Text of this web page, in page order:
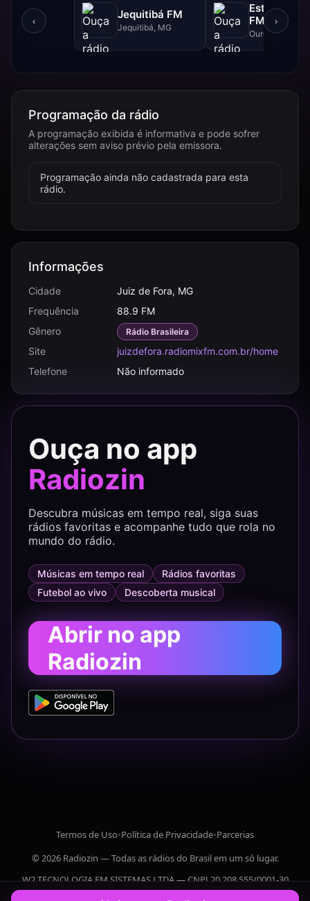
‹
Jequitibá FM
Jequitibá, MG
Estrada
FM - 102.5
Ouro Branco,
›
Programação da rádio
A programação exibida é informativa e pode sofrer
alterações sem aviso prévio pela emissora.
Programação ainda não cadastrada para esta
rádio.
Informações
Cidade
Juiz de Fora, MG
Frequência
88.9 FM
Gênero
Rádio Brasileira
Site
juizdefora.radiomixfm.com.br/home
Telefone
Não informado
Ouça no app
Radiozin
Descubra músicas em tempo real, siga suas
rádios favoritas e acompanhe tudo que rola no
mundo do rádio.
Músicas em tempo real
Rádios favoritas
Futebol ao vivo
Descoberta musical
Abrir no app
Radiozin
Termos de Uso•Política de Privacidade•Parcerias
© 2026 Radiozin — Todas as rádios do Brasil em um só lugar.
W2 TECNOLOGIA EM SISTEMAS LTDA — CNPJ 20.208.555/0001-30